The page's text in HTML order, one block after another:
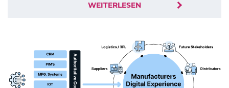
WEITERLESEN